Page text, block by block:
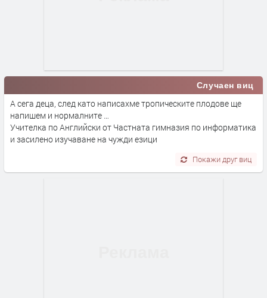
Случаен виц
А сега деца, след като написахме тропическите плодове ще
напишем и нормалните …
Учителка по Английски от Частната гимназия по информатика
и засилено изучаване на чужди езици
Покажи друг виц